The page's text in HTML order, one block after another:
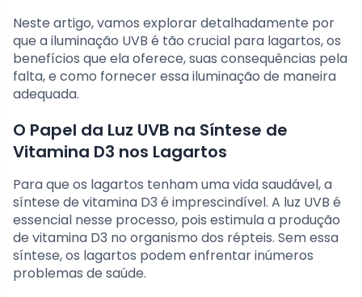
Neste artigo, vamos explorar detalhadamente por
que a iluminação UVB é tão crucial para lagartos, os
benefícios que ela oferece, suas consequências pela
falta, e como fornecer essa iluminação de maneira
adequada.
O Papel da Luz UVB na Síntese de
Vitamina D3 nos Lagartos
Para que os lagartos tenham uma vida saudável, a
síntese de vitamina D3 é imprescindível. A luz UVB é
essencial nesse processo, pois estimula a produção
de vitamina D3 no organismo dos répteis. Sem essa
síntese, os lagartos podem enfrentar inúmeros
problemas de saúde.